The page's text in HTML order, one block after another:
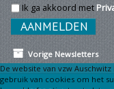
Ik ga akkoord met
Vorige Newsletters
De website van vzw
gebruik van cookies om het